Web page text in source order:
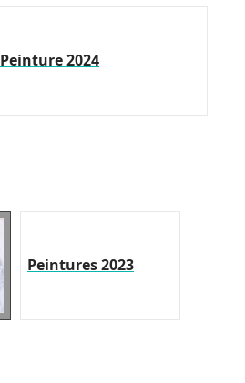
Peinture 2024
Peintures 2023